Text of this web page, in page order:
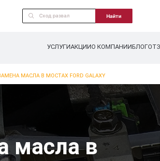
Найти
УСЛУГИАКЦИИО КОМПАНИИБЛОГ
МАСЛА В МОСТАХ FORD GALAXY
масла в